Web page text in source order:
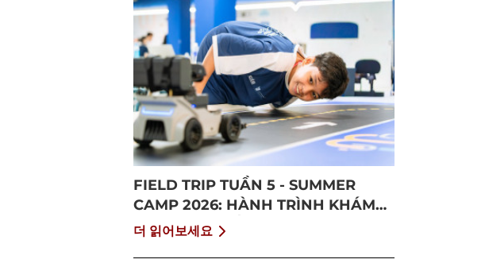
FIELD TRIP TUẦN 5 - SUMMER
CAMP 2026: HÀNH TRÌNH KHÁM
PHÁ CỘNG ĐỒNG VÀ BỨT PHÁ
더 읽어보세요